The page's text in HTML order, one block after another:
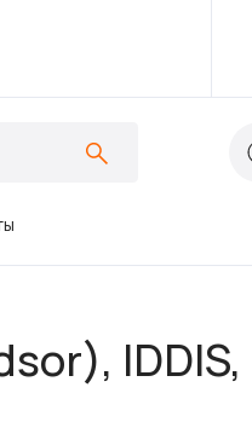
Инсталляции
IDDIS,